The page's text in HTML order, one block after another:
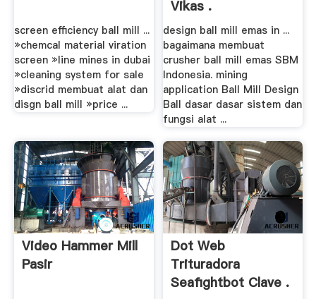
screen efficiency ball mill ...
»chemcal material viration
screen »line mines in dubai
»cleaning system for sale
»discrid membuat alat dan
disgn ball mill »price ...
Vikas .
design ball mill emas in ...
bagaimana membuat
crusher ball mill emas SBM
Indonesia. mining
application Ball Mill Design
Ball dasar dasar sistem dan
fungsi alat ...
Video Hammer Mill
Pasir
Dot Web
Trituradora
Seafightbot Clave .